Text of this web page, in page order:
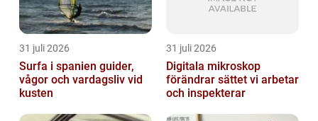
31 juli 2026
Surfa i spanien guider,
vågor och vardagsliv vid
kusten
31 juli 2026
Digitala mikroskop
förändrar sättet vi arbetar
och inspekterar